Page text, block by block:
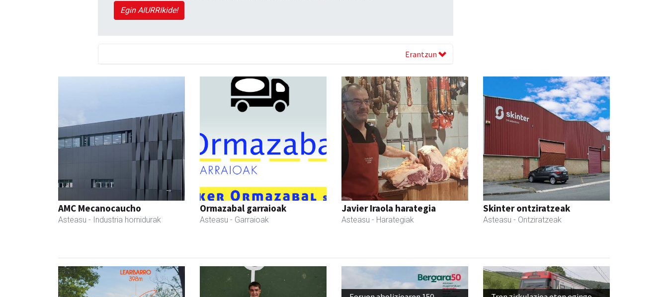
Egin AIURRIkide!
Erantzun
AMC Mecanocaucho
Asteasu - Industria hornidurak
Ormazabal garraioak
Asteasu - Garraioak
Javier Iraola harategia
Asteasu - Harategiak
Skinter ontziratzeak
Asteasu - Ontziratzeak